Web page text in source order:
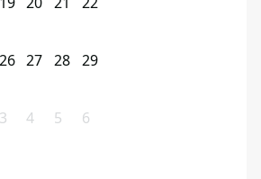
26 27 28 29
3 4 5 6